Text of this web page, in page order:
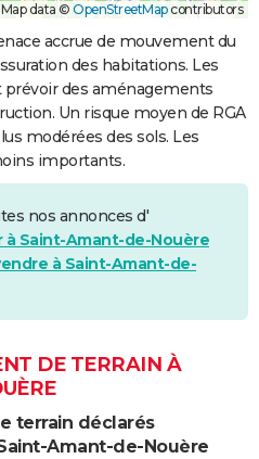
Map data © OpenStreetMapcontributors
accrue de mouvement du
des habitations. Les
des aménagements
Un risque moyen de RGA
modérées des sols. Les
importants.
nos annonces d'
Saint-Amant-de-Nouère
à Saint-Amant-de-
DE TERRAIN À
terrain déclarés
Amant-de-Nouère